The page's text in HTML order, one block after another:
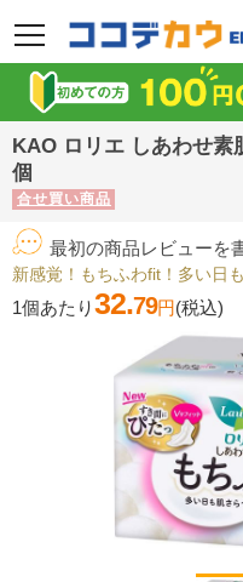
メニュー
KAO ロリエ しあわせ素
個
合せ買い商品
最初の商品レビューを
新感覚！もちふわfit！多い日
1個あたり32.79円(税込)